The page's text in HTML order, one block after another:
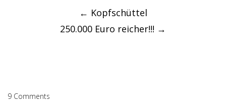
← Kopfschüttel
250.000 Euro reicher!!! →
9 Comments